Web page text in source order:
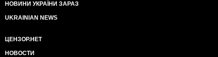
НОВИНИ УКРАЇНИ ЗАРАЗ
UKRAINIAN NEWS
ЦЕНЗОР.НЕТ
НОВОСТИ